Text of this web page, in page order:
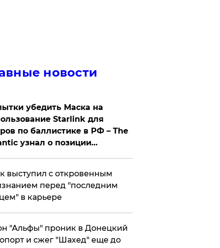
новости
убедить Маска на
Starlink для
по баллистике в РФ – The
узнал о позиции
выступил с откровенным
перед "последним
в карьере
"Альфы" проник в Донецкий
и сжег "Шахед" еще до